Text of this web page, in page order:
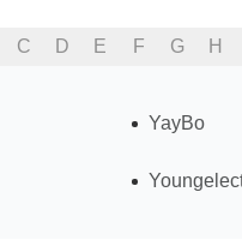
C D E F G H
YayBo